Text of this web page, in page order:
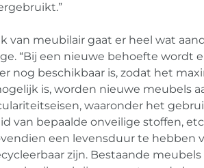
van meubilair gaat er heel wat
“Bij een nieuwe behoefte wordt
nog beschikbaar is, zodat het
is, worden nieuwe meubels
waaronder het
van bepaalde onveilige stoffen,
een levensduur te hebben
zijn. Bestaande